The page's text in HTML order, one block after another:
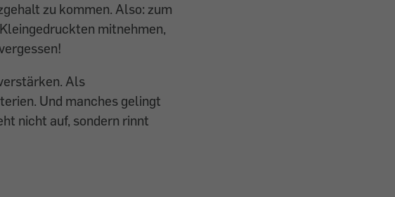
zu kommen. Also: zum
mitnehmen,
Als
Und manches gelingt
nicht auf, sondern rinnt